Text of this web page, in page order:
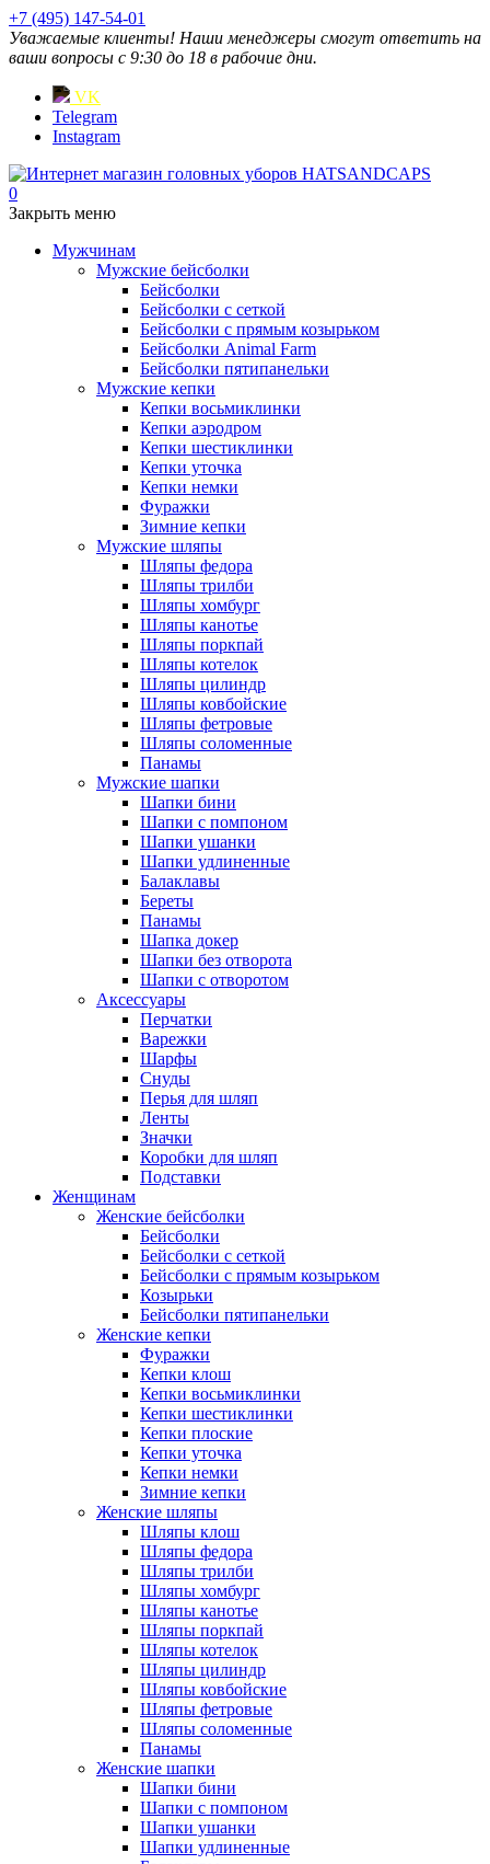
+7 (495) 147-54-01
Уважаемые клиенты! Наши менеджеры смогут ответить на
ваши вопросы с 9:30 до 18 в рабочие дни.
VK
Telegram
Instagram
0
Закрыть меню
Мужчинам
Мужские бейсболки
Бейсболки
Бейсболки с сеткой
Бейсболки с прямым козырьком
Бейсболки Animal Farm
Бейсболки пятипанельки
Мужские кепки
Кепки восьмиклинки
Кепки аэродром
Кепки шестиклинки
Кепки уточка
Кепки немки
Фуражки
Зимние кепки
Мужские шляпы
Шляпы федора
Шляпы трилби
Шляпы хомбург
Шляпы канотье
Шляпы поркпай
Шляпы котелок
Шляпы цилиндр
Шляпы ковбойские
Шляпы фетровые
Шляпы соломенные
Панамы
Мужские шапки
Шапки бини
Шапки с помпоном
Шапки ушанки
Шапки удлиненные
Балаклавы
Береты
Панамы
Шапка докер
Шапки без отворота
Шапки с отворотом
Аксессуары
Перчатки
Варежки
Шарфы
Снуды
Перья для шляп
Ленты
Значки
Коробки для шляп
Подставки
Женщинам
Женские бейсболки
Бейсболки
Бейсболки с сеткой
Бейсболки с прямым козырьком
Козырьки
Бейсболки пятипанельки
Женские кепки
Фуражки
Кепки клош
Кепки восьмиклинки
Кепки шестиклинки
Кепки плоские
Кепки уточка
Кепки немки
Зимние кепки
Женские шляпы
Шляпы клош
Шляпы федора
Шляпы трилби
Шляпы хомбург
Шляпы канотье
Шляпы поркпай
Шляпы котелок
Шляпы цилиндр
Шляпы ковбойские
Шляпы фетровые
Шляпы соломенные
Панамы
Женские шапки
Шапки бини
Шапки с помпоном
Шапки ушанки
Шапки удлиненные